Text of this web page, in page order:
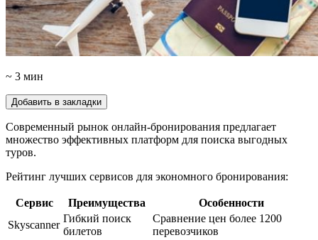
~ 3 мин
Добавить в закладки
Современный рынок онлайн-бронирования предлагает
множество эффективных платформ для поиска выгодных
туров.
Рейтинг лучших сервисов для экономного бронирования:
Сервис Преимущества
Особенности
Skyscanner
Гибкий поиск
билетов
Сравнение цен более 1200
перевозчиков